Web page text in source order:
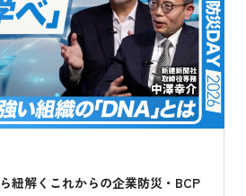
紐解くこれからの企業防災・BCP